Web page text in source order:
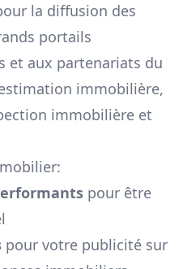
la diffusion des
portails
et aux partenariats du
immobilière,
immobilière et
pour être
pour votre publicité sur